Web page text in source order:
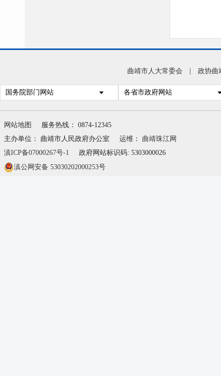
曲靖市人大常委会 政协曲
国务院部门网站 各省市政府网站
网站地图
服务热线： 0874-12345
主办单位： 曲靖市人民政府办公室
运维： 曲靖珠江网
滇ICP备07000267号-1
政府网站标识码: 5303000026
滇公网安备 53030202000253号